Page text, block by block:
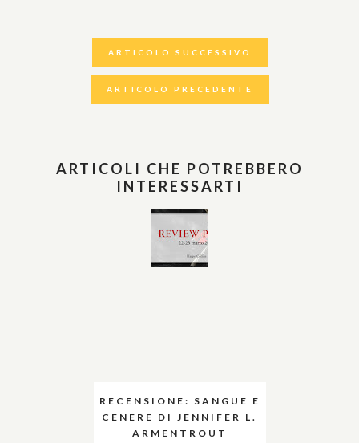
ARTICOLO SUCCESSIVO
ARTICOLO PRECEDENTE
ARTICOLI CHE POTREBBERO
INTERESSARTI
RECENSIONE: SANGUE E
CENERE DI JENNIFER L.
ARMENTROUT